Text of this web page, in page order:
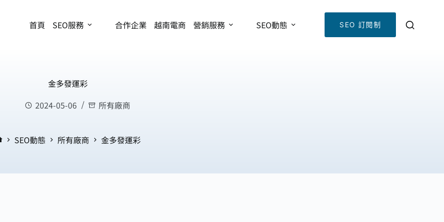
首頁 SEO服務 合作企業 越南電商 營銷服務 SEO動態 SEO 訂閱制
金多發運彩
2024-05-06
所有廠商
SEO動態 所有廠商 金多發運彩